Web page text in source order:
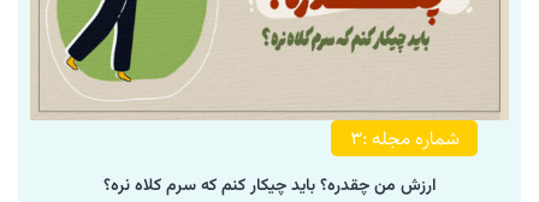
شماره مجله :۳
ارزش من چقدره؟ باید چیکار کنم که سرم کلاه نره؟